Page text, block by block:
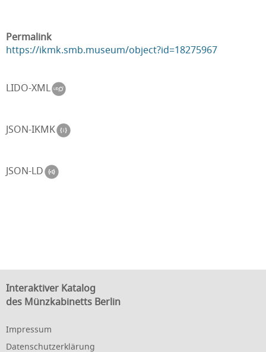
Permalink
https://ikmk.smb.museum/object?id=18275967
LIDO-XML
JSON-IKMK
JSON-LD
Interaktiver Katalog
des Münzkabinetts Berlin
Impressum
Datenschutzerklärung